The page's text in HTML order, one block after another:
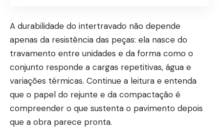
A durabilidade do intertravado não depende
apenas da resistência das peças: ela nasce do
travamento entre unidades e da forma como o
conjunto responde a cargas repetitivas, água e
variações térmicas. Continue a leitura e entenda
que o papel do rejunte e da compactação é
compreender o que sustenta o pavimento depois
que a obra parece pronta.